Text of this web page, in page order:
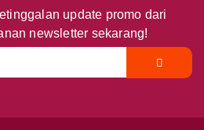
update promo dari
newsletter sekarang!